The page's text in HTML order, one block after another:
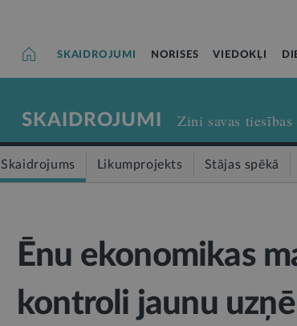
SKAIDROJUMI NORISES VIEDOKĻI
SKAIDROJUMI Zini savas tiesības
Skaidrojums Likumprojekts Stājas spēkā
Ēnu ekonomikas
kontroli jaunu